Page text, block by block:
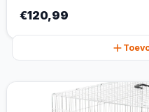
€120,99